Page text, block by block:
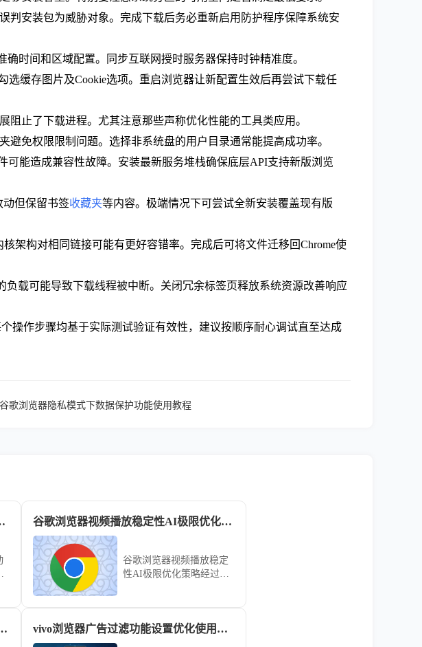
判安装包为威胁对象。完成下载后务必重新启用防护程序保障系统安
时间和区域配置。同步互联网授时服务器保持时钟精准度。
缓存图片及Cookie选项。重启浏览器让新配置生效后再尝试下载任
止了下载进程。尤其注意那些声称优化性能的工具类应用。
免权限限制问题。选择非系统盘的用户目录通常能提高成功率。
可能造成兼容性故障。安装最新服务堆栈确保底层API支持新版浏览
动但保留书签收藏夹等内容。极端情况下可尝试全新安装覆盖现有版
架构对相同链接可能有更好容错率。完成后可将文件迁移回Chrome使
载可能导致下载线程被中断。关闭冗余标签页释放系统资源改善响应
操作步骤均基于实际测试验证有效性，建议按顺序耐心调试直至达成
谷歌浏览器隐私模式下数据保护功能使用教程
美化快速教程 谷歌浏览器视频播放稳定性AI极限优化策略
谷歌浏览器视频播放稳定
性AI极限优化策略经过实
复杂网络环境下享受顺
载安装教程及基础设置 vivo浏览器广告过滤功能设置优化使用方法